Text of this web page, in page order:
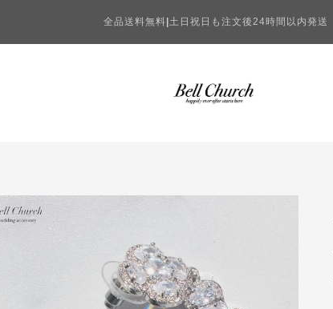
全品送料無料 土日祝日も注文後24時間以内発送